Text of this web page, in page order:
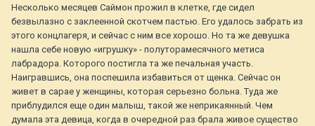
Несколько месяцев Саймон прожил в клетке, где сидел
безвылазно с заклеенной скотчем пастью. Его удалось забрать из
этого концлагеря, и сейчас с ним все хорошо. Но та же девушка
нашла себе новую «игрушку» - полуторамесячного метиса
лабрадора. Которого постигла та же печальная участь.
Наигравшись, она поспешила избавиться от щенка. Сейчас он
живет в сарае у женщины, которая серьезно больна. Туда же
приблудился еще один малыш, такой же неприкаянный. Чем
думала эта девица, когда в очередной раз брала живое существо